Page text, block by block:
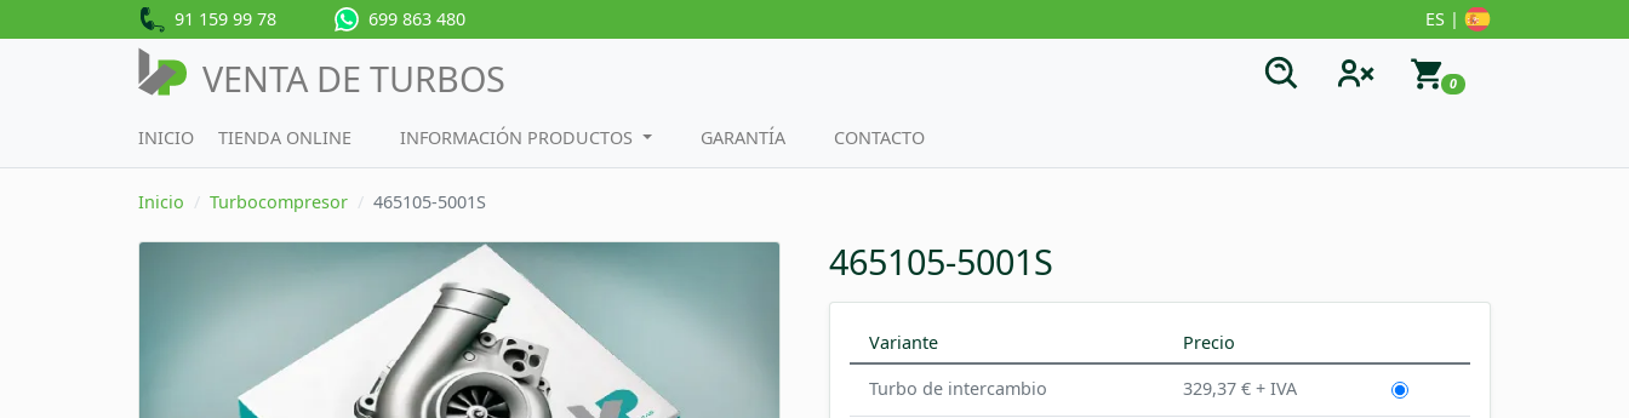
91 159 99 78 699 863 480 ES |
VENTA DE TURBOS 0
INICIO TIENDA ONLINE INFORMACIÓN PRODUCTOS GARANTÍA CONTACTO
Inicio Turbocompresor 465105-5001S
465105-5001S
Variante
Precio
Turbo de intercambio
329,37 € + IVA